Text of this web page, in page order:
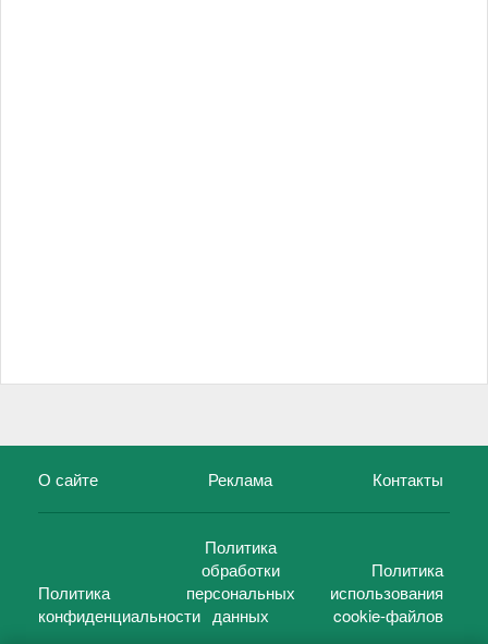
О сайте Реклама Контакты
Политика
конфиденциальности
Политика
обработки
персональных
данных
Политика
использования
cookie-файлов